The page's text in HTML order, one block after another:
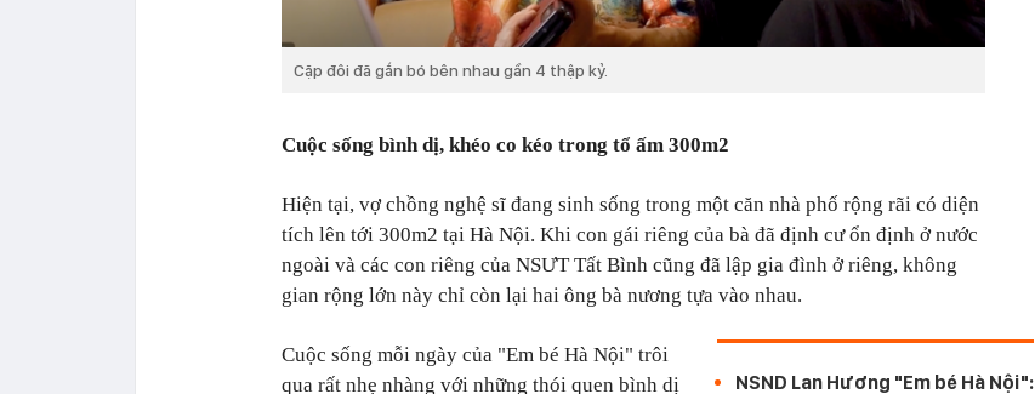
Cặp đôi đã gắn bó bên nhau gần 4 thập kỷ.
Cuộc sống bình dị, khéo co kéo trong tổ ấm 300m2
Hiện tại, vợ chồng nghệ sĩ đang sinh sống trong một căn nhà phố rộng rãi có diện
tích lên tới 300m2 tại Hà Nội. Khi con gái riêng của bà đã định cư ổn định ở nước
ngoài và các con riêng của NSƯT Tất Bình cũng đã lập gia đình ở riêng, không
gian rộng lớn này chỉ còn lại hai ông bà nương tựa vào nhau.
NSND Lan Hương "Em bé Hà Nội":
Cuộc sống mỗi ngày của "Em bé Hà Nội" trôi
qua rất nhẹ nhàng với những thói quen bình dị